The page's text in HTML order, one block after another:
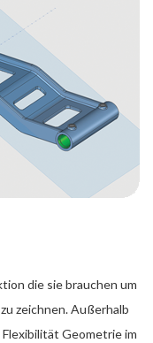
die sie brauchen um
zeichnen. Außerhalb
Geometrie im